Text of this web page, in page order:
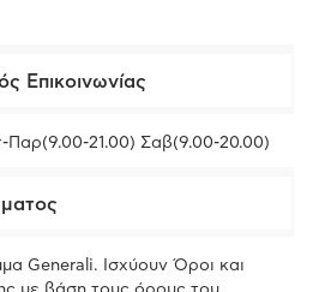
Επικοινωνίας
Παρ(9.00-21.00) Σαβ(9.00-20.00)
Generali. Ισχύουν Όροι και